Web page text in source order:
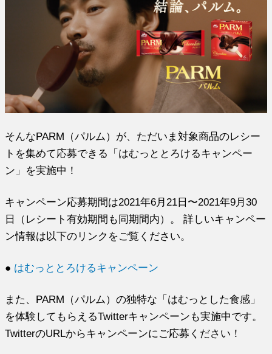
そんなPARM（パルム）が、ただいま対象商品のレシー
トを集めて応募できる「はむっととろけるキャンペー
ン」を実施中！
キャンペーン応募期間は2021年6月21日〜2021年9月30
日（レシート有効期間も同期間内）。 詳しいキャンペー
ン情報は以下のリンクをご覧ください。
● はむっととろけるキャンペーン
また、PARM（パルム）の独特な「はむっとした食感」
を体験してもらえるTwitterキャンペーンも実施中です。
TwitterのURLからキャンペーンにご応募ください！